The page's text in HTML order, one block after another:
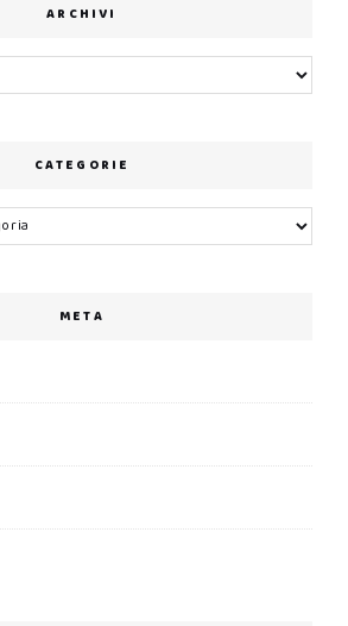
ARCHIVI
CATEGORIE
META